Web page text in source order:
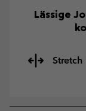
Lässige
Stretch